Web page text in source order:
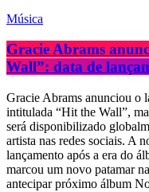
Música
Gracie Abrams
Wall”: data de
Gracie Abrams anunciou o
intitulada “Hit the Wall”,
será disponibilizado
artista nas redes sociais. A
lançamento após a era do
marcou um novo patamar
antecipar próximo álbum